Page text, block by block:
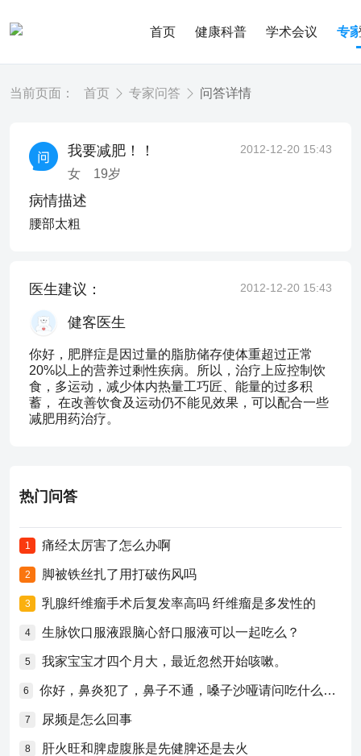
首页 健康科普 学术会议 专
当前页面： 首页 专家问答 问答详情
我要减肥！！
女 19岁
2012-12-20 15:43
病情描述
腰部太粗
医生建议： 2012-12-20 15:43
健客医生
你好，肥胖症是因过量的脂肪储存使体重超过正常
20%以上的营养过剩性疾病。所以，治疗上应控制饮
食，多运动，减少体内热量工巧匠、能量的过多积
蓄， 在改善饮食及运动仍不能见效果，可以配合一些
减肥用药治疗。
热门问答
1 痛经太厉害了怎么办啊
2 脚被铁丝扎了用打破伤风吗
3 乳腺纤维瘤手术后复发率高吗 纤维瘤是多发性的
4 生脉饮口服液跟脑心舒口服液可以一起吃么？
5 我家宝宝才四个月大，最近忽然开始咳嗽。
6 你好，鼻炎犯了，鼻子不通，嗓子沙哑请问吃什么药比较好？
7 尿频是怎么回事
8 肝火旺和脾虚腹胀是先健脾还是去火